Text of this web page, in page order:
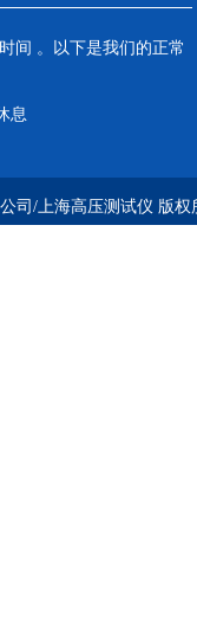
间 。以下是我们的正常
息
司/上海高压测试仪 版权